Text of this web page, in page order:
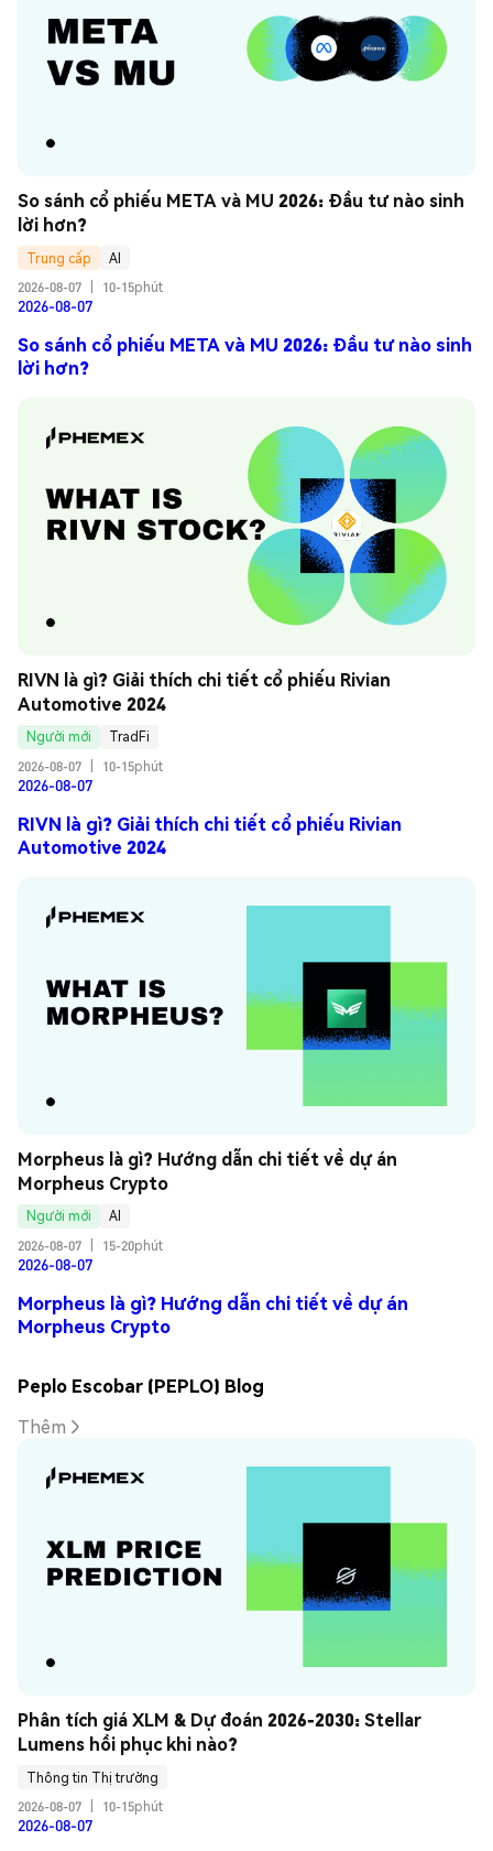
So sánh cổ phiếu META và MU 2026: Đầu tư nào sinh
lời hơn?
Trung cấp
AI
2026-08-07
10-15phút
2026-08-07
So sánh cổ phiếu META và MU 2026: Đầu tư nào sinh
lời hơn?
RIVN là gì? Giải thích chi tiết cổ phiếu Rivian
Automotive 2024
Người mới
TradFi
2026-08-07
10-15phút
2026-08-07
RIVN là gì? Giải thích chi tiết cổ phiếu Rivian
Automotive 2024
Morpheus là gì? Hướng dẫn chi tiết về dự án
Morpheus Crypto
Người mới
AI
2026-08-07
15-20phút
2026-08-07
Morpheus là gì? Hướng dẫn chi tiết về dự án
Morpheus Crypto
Peplo Escobar (PEPLO) Blog
Thêm
Phân tích giá XLM & Dự đoán 2026-2030: Stellar
Lumens hồi phục khi nào?
Thông tin Thị trường
2026-08-07
10-15phút
2026-08-07